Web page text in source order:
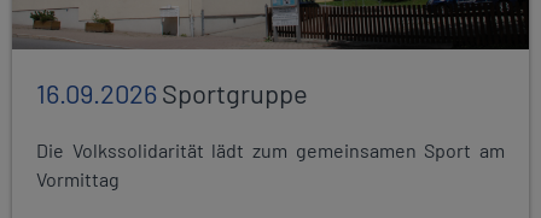
16.09.2026Sportgruppe
Die Volkssolidarität lädt zum gemeinsamen Sport am
Vormittag